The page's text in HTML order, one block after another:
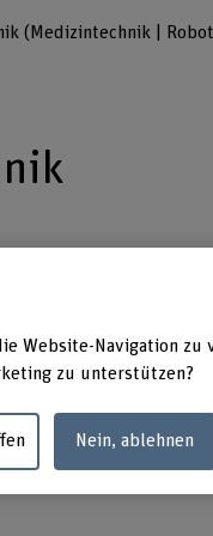
(Medizintechnik |
fundierten
Sie als
bieten eine
Industrie und
Website-Navigation zu
zu unterstützen?
Nein, ablehnen